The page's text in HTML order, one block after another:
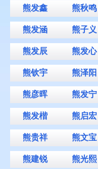
熊发鑫 熊秋鸣
熊发涵 熊子义
熊发辰 熊发心
熊钦宇 熊泽阳
熊彦晖 熊发宁
熊发楷 熊启宏
熊贵祥 熊文宝
熊建锐 熊光熙